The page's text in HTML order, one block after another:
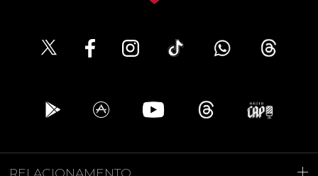
RELACIONAMENTO